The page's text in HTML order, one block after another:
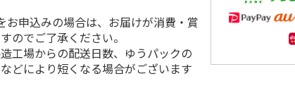
申込みの場合は、お届けが消費・賞
のでご了承ください。
工場からの配送日数、ゆうパックの
どにより短くなる場合がございます